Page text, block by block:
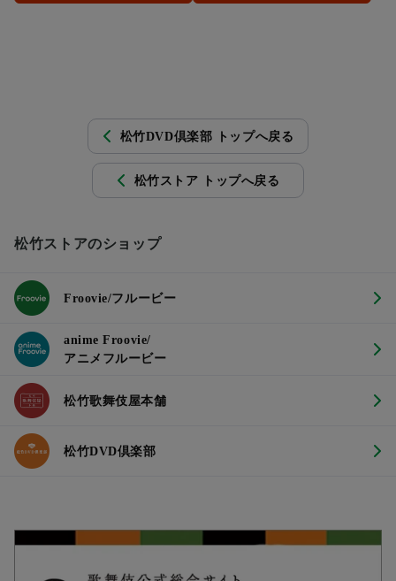
松竹DVD倶楽部 トップへ戻る
松竹ストア トップへ戻る
松竹ストアのショップ
Froovie/フルービー
anime Froovie/
アニメフルービー
松竹歌舞伎屋本舗
松竹DVD倶楽部